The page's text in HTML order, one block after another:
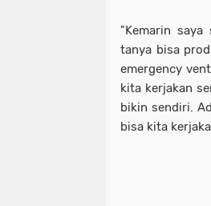
"Kemarin
tanya bisa
emergency
kita kerjakan
bikin sendiri.
bisa kita